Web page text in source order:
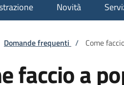
Novità
di pane
Domande frequenti / Come
faccio a